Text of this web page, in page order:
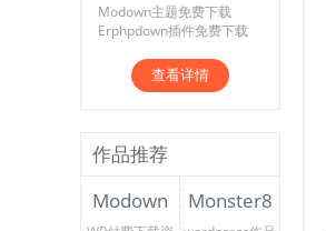
Modown主题免费下载
Erphpdown插件免费下载
查看详情
作品推荐
Modown
Monster8